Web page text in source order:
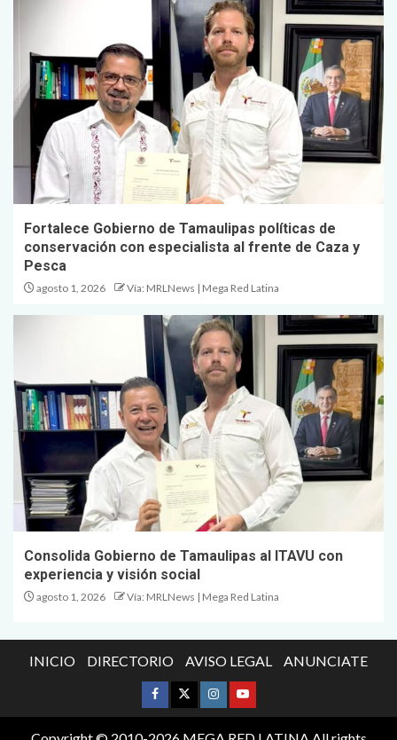
Fortalece Gobierno de Tamaulipas políticas de
conservación con especialista al frente de Caza y
Pesca
agosto 1, 2026 Vía: MRLNews | Mega Red Latina
Consolida Gobierno de Tamaulipas al ITAVU con
experiencia y visión social
agosto 1, 2026 Vía: MRLNews | Mega Red Latina
INICIO DIRECTORIO AVISO LEGAL ANUNCIATE